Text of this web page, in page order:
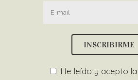
He leído y acepto la